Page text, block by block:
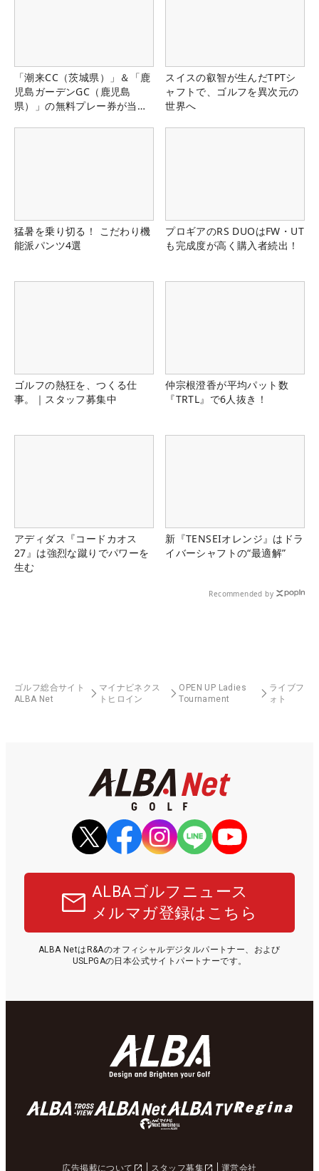
「潮来CC（茨城県）」＆「鹿
児島ガーデンGC（鹿児島
県）」の無料プレー券が当た
スイスの叡智が生んだTPTシ
ャフトで、ゴルフを異次元の
世界へ
猛暑を乗り切る！ こだわり機
能派パンツ4選
プロギアのRS DUOはFW・UT
も完成度が高く購入者続出！
ゴルフの熱狂を、つくる仕
事。｜スタッフ募集中
仲宗根澄香が平均パット数
『TRTL』で6人抜き！
アディダス『コードカオス
27』は強烈な蹴りでパワーを
生む
新『TENSEIオレンジ』はドラ
イバーシャフトの“最適解”
Recommended by
ゴルフ総合サイト
ALBA Net
マイナビネクス
トヒロイン
OPEN UP Ladies
Tournament
ライブフ
ォト
ALBAゴルフニュース
メルマガ登録はこちら
ALBA NetはR&Aのオフィシャルデジタルパートナー、および
USLPGAの日本公式サイトパートナーです。
広告掲載について スタッフ募集 運営会社